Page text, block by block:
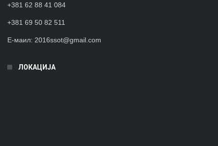
+381 62 88 41 084
+381 69 50 82 511
Е-маил: 2016ssot@gmail.com
ЛОКАЦИЈА